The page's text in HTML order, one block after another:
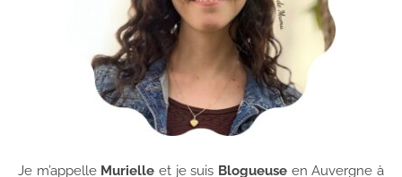
Je m’appelle Murielle et je suis Blogueuse en Auvergne à